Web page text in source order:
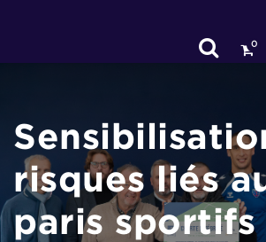
0
risques liés
paris sportifs